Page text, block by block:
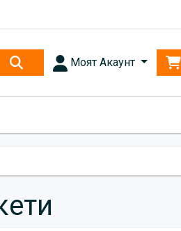
Моят Акаунт